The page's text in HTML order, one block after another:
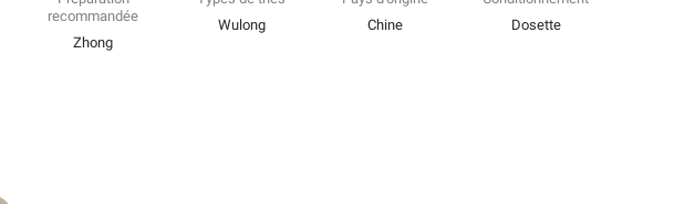
recommandée
Zhong
Wulong
Chine
Dosette